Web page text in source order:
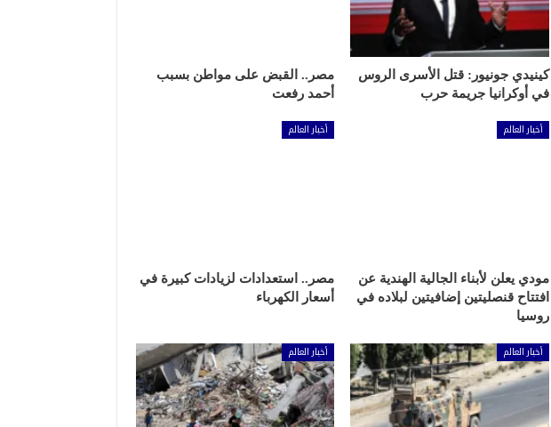
كينيدي جونيور: قتل الأسرى الروس
في أوكرانيا جريمة حرب
مصر.. القبض على مواطن بسبب
أحمد رفعت
أخبار العالم
مودي يعلن لأبناء الجالية الهندية عن
افتتاح قنصليتين إضافيتين لبلاده في
روسيا
أخبار العالم
مصر.. استعدادات لزيادات كبيرة في
أسعار الكهرباء
أخبار العالم أخبار العالم